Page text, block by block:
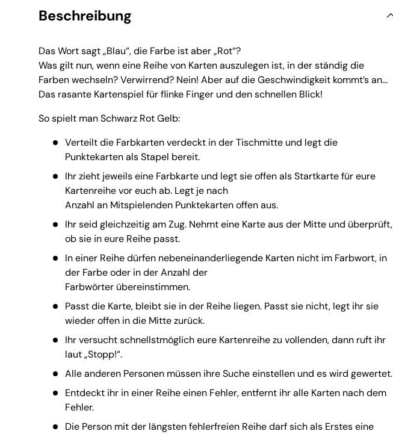
Beschreibung
Das Wort sagt „Blau“, die Farbe ist aber „Rot“?
Was gilt nun, wenn eine Reihe von Karten auszulegen ist, in der ständig die
Farben wechseln? Verwirrend? Nein! Aber auf die Geschwindigkeit kommt’s an...
Das rasante Kartenspiel für flinke Finger und den schnellen Blick!
So spielt man Schwarz Rot Gelb:
Verteilt die Farbkarten verdeckt in der Tischmitte und legt die
Punktekarten als Stapel bereit.
Ihr zieht jeweils eine Farbkarte und legt sie offen als Startkarte für eure
Kartenreihe vor euch ab. Legt je nach
Anzahl an Mitspielenden Punktekarten offen aus.
Ihr seid gleichzeitig am Zug. Nehmt eine Karte aus der Mitte und überprüft,
ob sie in eure Reihe passt.
In einer Reihe dürfen nebeneinanderliegende Karten nicht im Farbwort, in
der Farbe oder in der Anzahl der
Farbwörter übereinstimmen.
Passt die Karte, bleibt sie in der Reihe liegen. Passt sie nicht, legt ihr sie
wieder offen in die Mitte zurück.
Ihr versucht schnellstmöglich eure Kartenreihe zu vollenden, dann ruft ihr
laut „Stopp!“.
Alle anderen Personen müssen ihre Suche einstellen und es wird gewertet.
Entdeckt ihr in einer Reihe einen Fehler, entfernt ihr alle Karten nach dem
Fehler.
Die Person mit der längsten fehlerfreien Reihe darf sich als Erstes eine